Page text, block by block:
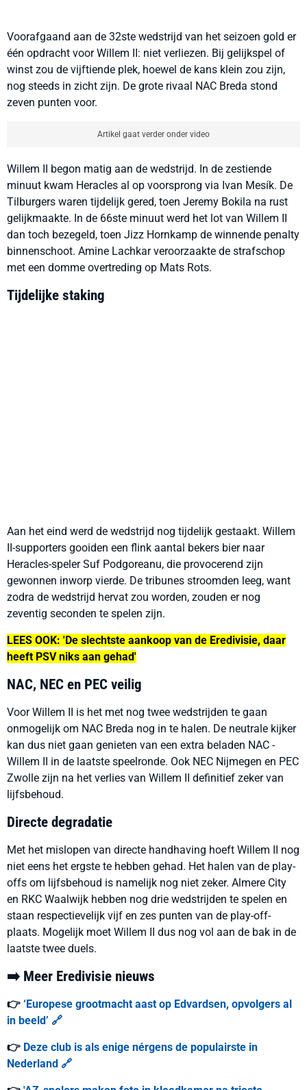
Voorafgaand aan de 32ste wedstrijd van het seizoen gold er
één opdracht voor Willem II: niet verliezen. Bij gelijkspel of
winst zou de vijftiende plek, hoewel de kans klein zou zijn,
nog steeds in zicht zijn. De grote rivaal NAC Breda stond
zeven punten voor.
Artikel gaat verder onder video
Willem II begon matig aan de wedstrijd. In de zestiende
minuut kwam Heracles al op voorsprong via Ivan Mesík. De
Tilburgers waren tijdelijk gered, toen Jeremy Bokila na rust
gelijkmaakte. In de 66ste minuut werd het lot van Willem II
dan toch bezegeld, toen Jizz Hornkamp de winnende penalty
binnenschoot. Amine Lachkar veroorzaakte de strafschop
met een domme overtreding op Mats Rots.
Tijdelijke staking
Aan het eind werd de wedstrijd nog tijdelijk gestaakt. Willem
II-supporters gooiden een flink aantal bekers bier naar
Heracles-speler Suf Podgoreanu, die provocerend zijn
gewonnen inworp vierde. De tribunes stroomden leeg, want
zodra de wedstrijd hervat zou worden, zouden er nog
zeventig seconden te spelen zijn.
LEES OOK: 'De slechtste aankoop van de Eredivisie, daar
heeft PSV niks aan gehad'
NAC, NEC en PEC veilig
Voor Willem II is het met nog twee wedstrijden te gaan
onmogelijk om NAC Breda nog in te halen. De neutrale kijker
kan dus niet gaan genieten van een extra beladen NAC -
Willem II in de laatste speelronde. Ook NEC Nijmegen en PEC
Zwolle zijn na het verlies van Willem II definitief zeker van
lijfsbehoud.
Directe degradatie
Met het mislopen van directe handhaving hoeft Willem II nog
niet eens het ergste te hebben gehad. Het halen van de play-
offs om lijfsbehoud is namelijk nog niet zeker. Almere City
en RKC Waalwijk hebben nog drie wedstrijden te spelen en
staan respectievelijk vijf en zes punten van de play-off-
plaats. Mogelijk moet Willem II dus nog vol aan de bak in de
laatste twee duels.
➡️ Meer Eredivisie nieuws
👉 ‘Europese grootmacht aast op Edvardsen, opvolgers al
in beeld’ 🔗
👉 Deze club is als enige nérgens de populairste in
Nederland 🔗